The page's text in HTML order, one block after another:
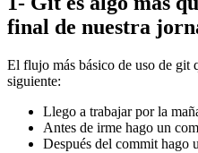
final de nuestra
El flujo más básico de uso de git
siguiente:
Llego a trabajar por la
Antes de irme hago un
Después del commit hago